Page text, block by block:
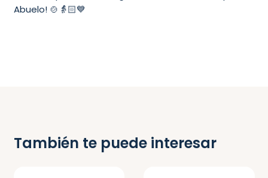
Abuelo! 🍲👵🏻💙
También te puede interesar